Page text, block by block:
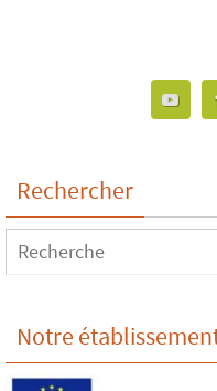
Rechercher
Notre